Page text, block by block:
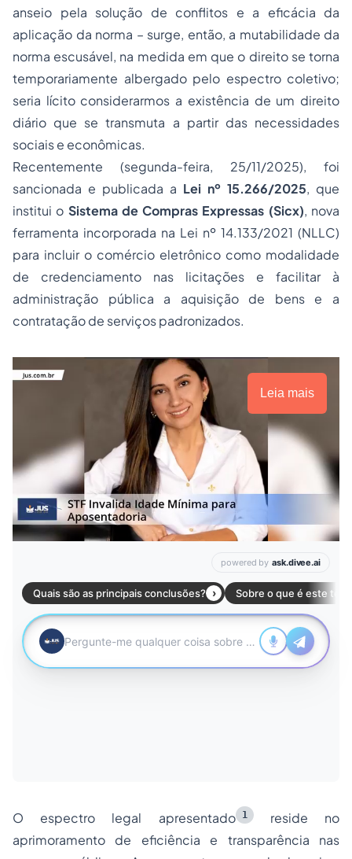
anseio pela solução de conflitos e a eficácia da
aplicação da norma – surge, então, a mutabilidade da
norma escusável, na medida em que o direito se torna
temporariamente albergado pelo espectro coletivo;
seria lícito considerarmos a existência de um direito
diário que se transmuta a partir das necessidades
sociais e econômicas.
Recentemente (segunda-feira, 25/11/2025), foi
sancionada e publicada a Lei nº 15.266/2025, que
institui o Sistema de Compras Expressas (Sicx), nova
ferramenta incorporada na Lei nº 14.133/2021 (NLLC)
para incluir o comércio eletrônico como modalidade
de credenciamento nas licitações e facilitar à
administração pública a aquisição de bens e a
contratação de serviços padronizados.
Leia mais
O espectro legal apresentado 1 reside no
aprimoramento de eficiência e transparência nas